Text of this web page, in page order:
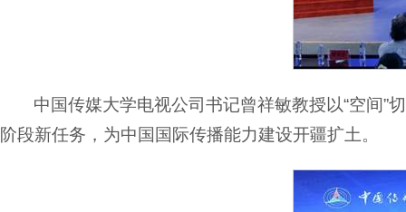
中国传媒大学电视公司书记曾祥敏教授以“空间”
阶段新任务，为中国国际传播能力建设开疆扩土。